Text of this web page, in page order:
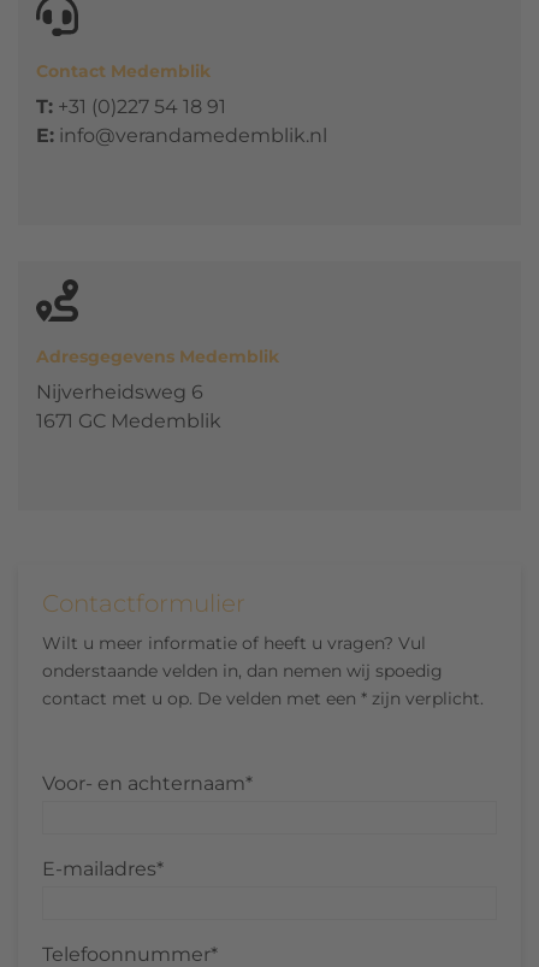
Adresgegevens Medemblik
Nijverheidsweg 6
1671 GC Medemblik
Contact Medemblik
T: +31 (0)227 54 18 91
E: info@verandamedemblik.nl
Contactformulier
Wilt u meer informatie of heeft u vragen? Vul
onderstaande velden in, dan nemen wij spoedig
contact met u op. De velden met een * zijn verplicht.
Voor- en achternaam*
E-mailadres*
Telefoonnummer*